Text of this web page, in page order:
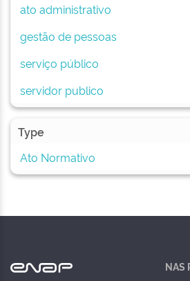
ato administrativo
gestão de pessoas
serviço público
servidor publico
Type
Ato Normativo
NAS